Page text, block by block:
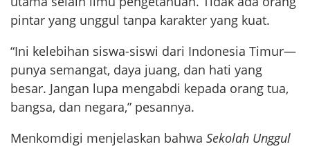
pintar yang unggul tanpa karakter yang kuat.
“Ini kelebihan siswa-siswi dari Indonesia Timur—
punya semangat, daya juang, dan hati yang
besar. Jangan lupa mengabdi kepada orang tua,
bangsa, dan negara,” pesannya.
Menkomdigi menjelaskan bahwa Sekolah Unggul